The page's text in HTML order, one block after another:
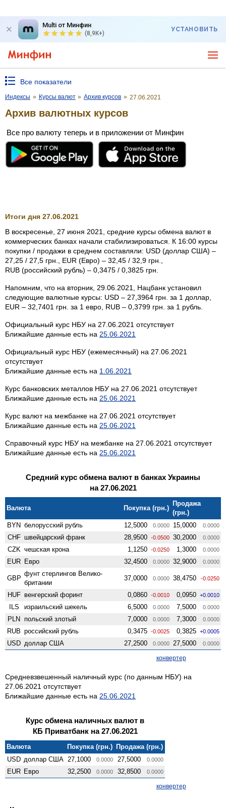
Multi от Минфин
(8,9K+)
УСТАНОВИТЬ
Все показатели
Индексы » Курсы валют » Архив курсов » 27.06.2021
Архив валютных курсов
Все про валюту теперь и в приложении от Минфин
Итоги дня 27.06.2021
В воскресенье, 27 июня 2021, средние курсы обмена валют в
коммерческих банках начали стабилизироваться. К 16:00 курсы
покупки / продажи в среднем составляли: USD (доллар США) –
27,25 / 27,5 грн., EUR (Евро) – 32,45 / 32,9 грн.,
RUB (российский рубль) – 0,3475 / 0,3825 грн.
Напомним, что на вторник, 29.06.2021, Нацбанк установил
следующие валютные курсы: USD – 27,3964 грн. за 1 доллар,
EUR – 32,7401 грн. за 1 евро, RUB – 0,3799 грн. за 1 рубль.
Официальный курс НБУ на 27.06.2021 отсутствует
Ближайшие данные есть на 25.06.2021
Официальный курс НБУ (ежемесячный) на 27.06.2021
отсутствует
Ближайшие данные есть на 1.06.2021
Курс банковских металлов НБУ на 27.06.2021 отсутствует
Ближайшие данные есть на 25.06.2021
Курс валют на межбанке на 27.06.2021 отсутствует
Ближайшие данные есть на 25.06.2021
Справочный курс НБУ на межбанке на 27.06.2021 отсутствует
Ближайшие данные есть на 25.06.2021
Средний курс обмена валют в банках Украины
на 27.06.2021
Валюта Покупка (грн.)
Продажа
(грн.)
BYN белорусский рубль 12,5000 0.0000 15,0000 0.0000
CHF швейцарский франк 28,9500 -0.0500 30,2000 0.0000
CZK чешская крона 1,1250 -0.0250 1,3000 0.0000
EUR Евро 32,4500 0.0000 32,9000 0.0000
GBP
фунт стерлингов Велико­
британии
37,0000 0.0000 38,4750 -0.0250
HUF венгерский форинт 0,0860 -0.0010 0,0950 +0.0010
ILS израильский шекель 6,5000 0.0000 7,5000 0.0000
PLN польский злотый 7,0000 0.0000 7,3000 0.0000
RUB российский рубль 0,3475 -0.0025 0,3825 +0.0005
USD доллар США 27,2500 0.0000 27,5000 0.0000
конвертер
Средневзвешенный наличный курс (по данным НБУ) на
27.06.2021 отсутствует
Ближайшие данные есть на 25.06.2021
Курс обмена наличных валют в
КБ Приватбанк на 27.06.2021
Валюта Покупка (грн.) Продажа (грн.)
USD доллар США 27,1000 0.0000 27,5000 0.0000
EUR Евро 32,2500 0.0000 32,8500 0.0000
конвертер